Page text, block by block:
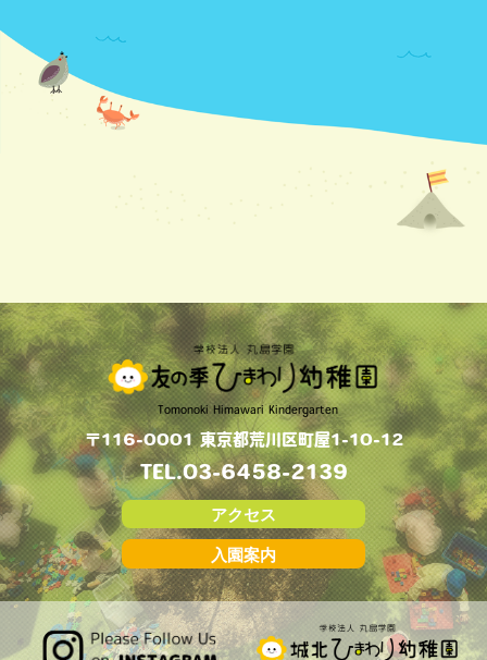
Tomonoki Himawari Kindergarten
〒116-0001 東京都荒川区町屋1-10-12
TEL.03-6458-2139
アクセス
入園案内